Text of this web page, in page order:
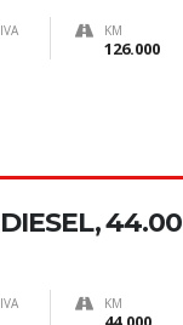
KM
126.000
44.00
KM